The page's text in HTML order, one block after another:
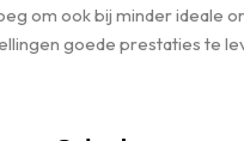
om ook bij minder ideale
goede prestaties te